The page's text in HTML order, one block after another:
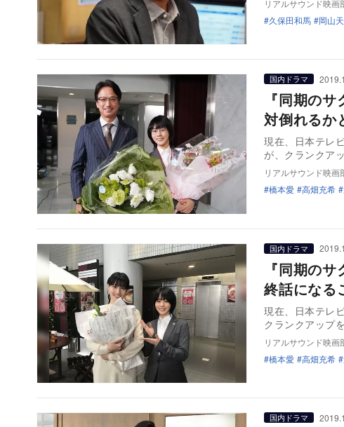
リアルサウンド映画
久保田和馬
岡山
国内ドラマ
『同期の
対倒れるか
現在、日本テレ
が、クランク
リアルサウンド映画
橋本愛
高畑充希
国内ドラマ
『同期の
終話になる
現在、日本テレ
クランクアッ
リアルサウンド映画
橋本愛
高畑充希
国内ドラマ